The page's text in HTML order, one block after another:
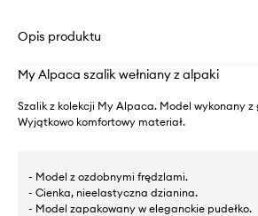
Opis produktu
My Alpaca szalik wełniany z alpaki
Szalik z kolekcji My Alpaca. Model wykonany z
Wyjątkowo komfortowy materiał.
- Model z ozdobnymi frędzlami.
- Cienka, nieelastyczna dzianina.
- Model zapakowany w eleganckie pudełko.